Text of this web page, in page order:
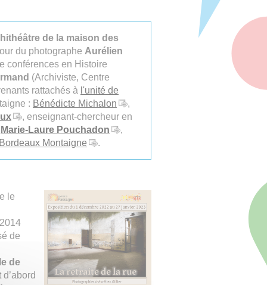
de la maison des
du photographe Aurélien
conférences en Histoire
(Archiviste, Centre
rattachés à l'unité de
: Bénédicte Michalon
,
, enseignant-chercheur en
Marie-Laure Pouchadon
,
Montaigne .
le
de
de